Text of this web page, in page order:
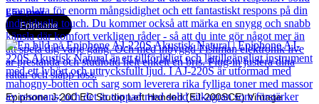
Läs mer
Epiphone
Epiphone J-200 EC Studio Left Handed (EJ-200SCE) Vintage